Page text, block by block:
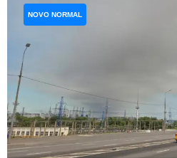
NOVO NORMAL